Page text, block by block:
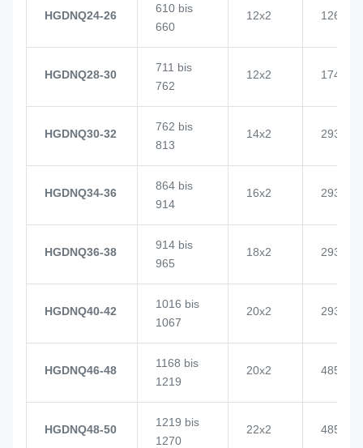
HGDNQ24-26
610 bis
660
12x2 1268
HGDNQ28-30
711 bis
762
12x2 1748
HGDNQ30-32
762 bis
813
14x2 2937
HGDNQ34-36
864 bis
914
16x2 2937
HGDNQ36-38
914 bis
965
18x2 2937
HGDNQ40-42
1016 bis
1067
20x2 2937
HGDNQ46-48
1168 bis
1219
20x2 4855
HGDNQ48-50
1219 bis
1270
22x2 4855